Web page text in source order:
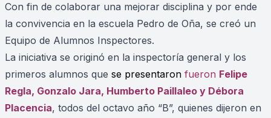
Con fin de colaborar una mejorar disciplina y por ende
la convivencia en la escuela Pedro de Oña, se creó un
Equipo de Alumnos Inspectores.
La iniciativa se originó en la inspectoría general y los
primeros alumnos que se presentaron fueron Felipe
Regla, Gonzalo Jara, Humberto Paillaleo y Débora
Placencia, todos del octavo año “B”, quienes dijeron en